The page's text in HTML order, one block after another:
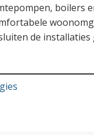
boilers
de installaties